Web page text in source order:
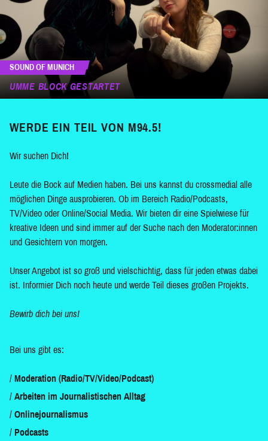
SOUND OF MUNICH
UMME BLOCK GESTARTET
WERDE EIN TEIL VON M94.5!
Wir suchen Dich!
Leute die Bock auf Medien haben. Bei uns kannst du crossmedial alle
möglichen Dinge ausprobieren. Ob im Bereich Radio/Podcasts,
TV/Video oder Online/Social Media. Wir bieten dir eine Spielwiese für
kreative Ideen und sind immer auf der Suche nach den Moderator:innen
und Gesichtern von morgen.
Unser Angebot ist so groß und vielschichtig, dass für jeden etwas dabei
ist. Informier Dich noch heute und werde Teil dieses großen Projekts.
Bewirb dich bei uns!
Bei uns gibt es:
Moderation (Radio/TV/Video/Podcast)
Arbeiten im Journalistischen Alltag
Onlinejournalismus
Podcasts